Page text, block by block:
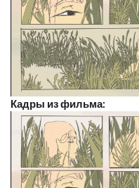
Кадры из фильма: